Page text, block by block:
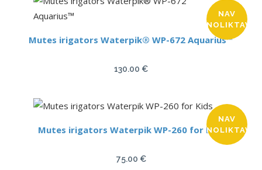
was:
is:
NAV
NOLIKTAVĀ
Mutes irigators Waterpik® WP-672 Aquarius™
130.00 €
NAV
NOLIKTAVĀ
Mutes irigators Waterpik WP-260 for Kids
75.00 €